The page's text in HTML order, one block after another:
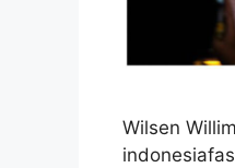
Wilsen